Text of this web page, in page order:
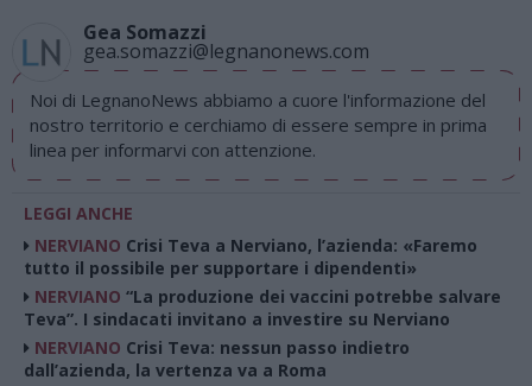
Gea Somazzi
gea.somazzi@legnanonews.com
Noi di LegnanoNews abbiamo a cuore l'informazione del
nostro territorio e cerchiamo di essere sempre in prima
linea per informarvi con attenzione.
LEGGI ANCHE
NERVIANO Crisi Teva a Nerviano, l’azienda: «Faremo
tutto il possibile per supportare i dipendenti»
NERVIANO “La produzione dei vaccini potrebbe salvare
Teva”. I sindacati invitano a investire su Nerviano
NERVIANO Crisi Teva: nessun passo indietro
dall’azienda, la vertenza va a Roma